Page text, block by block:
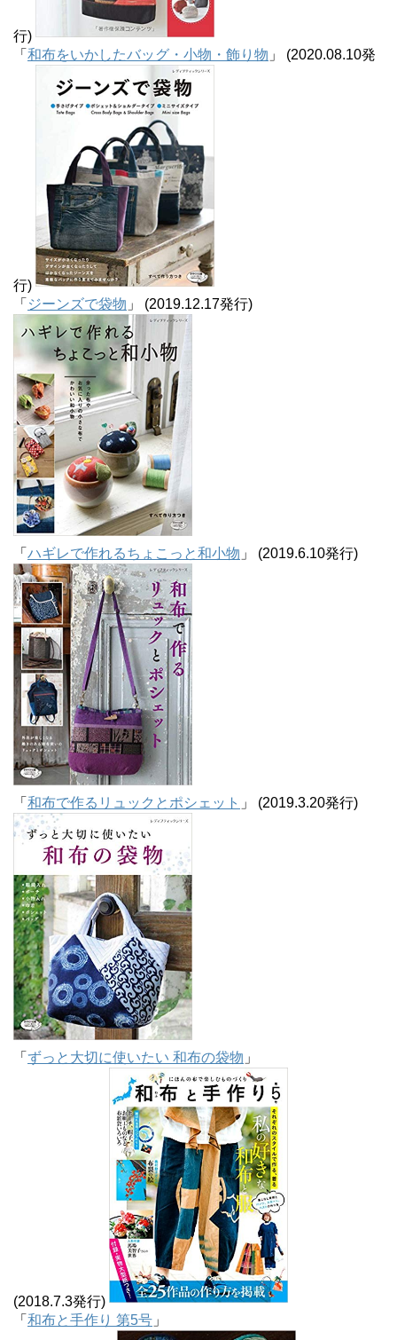
行)
「 和布をいかしたバッグ・小物・飾り物 」 (2020.08.10発
行)
「 ジーンズで袋物 」 (2019.12.17発行)
「 ハギレで作れるちょこっと和小物 」 (2019.6.10発行)
「 和布で作るリュックとポシェット 」 (2019.3.20発行)
「 ずっと大切に使いたい 和布の袋物 」
(2018.7.3発行)
「 和布と手作り 第5号 」